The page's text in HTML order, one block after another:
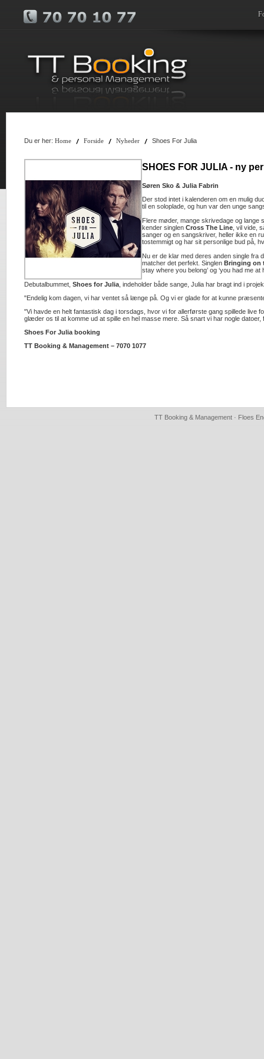
Du er her: Home Forside Nyheder Shoes For Julia
SHOES FOR JULIA - ny
Søren Sko & Julia Fabrin
Der stod intet i kalenderen om en mulig
til en soloplade, og hun var den unge
Flere møder, mange skrivedage og lange
kender singlen Cross The Line , vil vide,
sanger og en sangskriver, heller ikke en
tostemmigt og har sit personlige bud på,
Nu er de klar med deres anden single fra
matcher det perfekt. Singlen Bringing on
stay where you belong’ og ‘you had me at
Debutalbummet, Shoes for Julia , indeholder både sange, Julia har bragt ind i
"Endelig kom dagen, vi har ventet så længe på. Og vi er glade for at kunne
"Vi havde en helt fantastisk dag i torsdags, hvor vi for allerførste gang spillede live
glæder os til at komme ud at spille en hel masse mere. Så snart vi har nogle datoer,
Shoes For Julia booking
TT Booking & Management – 7070 1077
TT Booking & Management · Floes